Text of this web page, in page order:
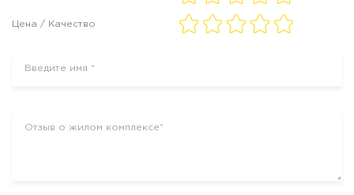
Цена / Качество